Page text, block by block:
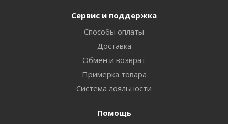
Сервис и поддержка
Способы оплаты
Доставка
Обмен и возврат
Примерка товара
Система лояльности
Помощь